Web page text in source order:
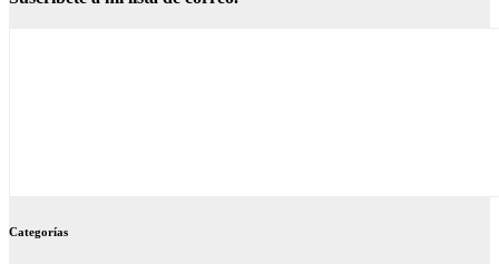
Categorías